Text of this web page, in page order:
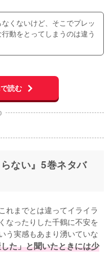
くないけど、そこでプレッ
動をとってしまうのは違う
読む
ない』5巻ネタバ
れまでとは違ってイライラ
なったりした千鶴に不安を
う実感もあまり湧いていな
た」と聞いたときには少